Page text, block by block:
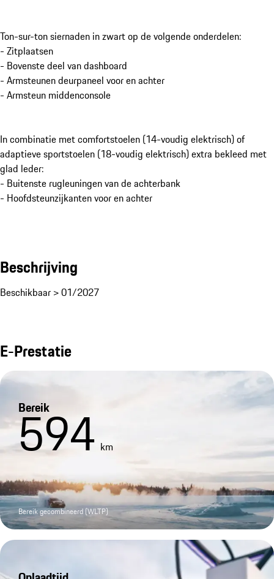
Ton-sur-ton siernaden in zwart op de volgende onderdelen:
- Zitplaatsen
- Bovenste deel van dashboard
- Armsteunen deurpaneel voor en achter
- Armsteun middenconsole
In combinatie met comfortstoelen (14-voudig elektrisch) of
adaptieve sportstoelen (18-voudig elektrisch) extra bekleed met
glad leder:
- Buitenste rugleuningen van de achterbank
- Hoofdsteunzijkanten voor en achter
Beschrijving
Beschikbaar > 01/2027
E-Prestatie
Bereik
594 km
Bereik gecombineerd (WLTP)